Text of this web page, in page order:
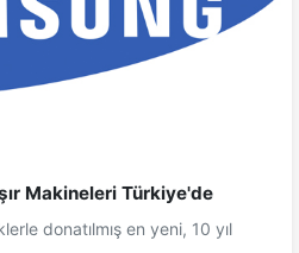
Makineleri Türkiye'de
donatılmış en yeni, 10 yıl